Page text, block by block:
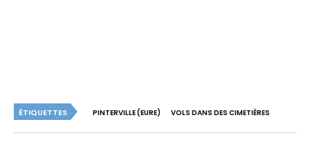
ÉTIQUETTES PINTERVILLE (EURE) VOLS DANS DES CIMETIÈRES